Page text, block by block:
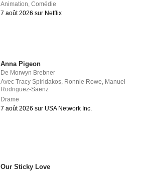
Animation,Comédie
7 août 2026 sur Netflix
Anna Pigeon
De Morwyn Brebner
AvecTracy Spiridakos, Ronnie Rowe, Manuel
Rodriguez-Saenz
Drame
7 août 2026 sur USA Network Inc.
Our Sticky Love